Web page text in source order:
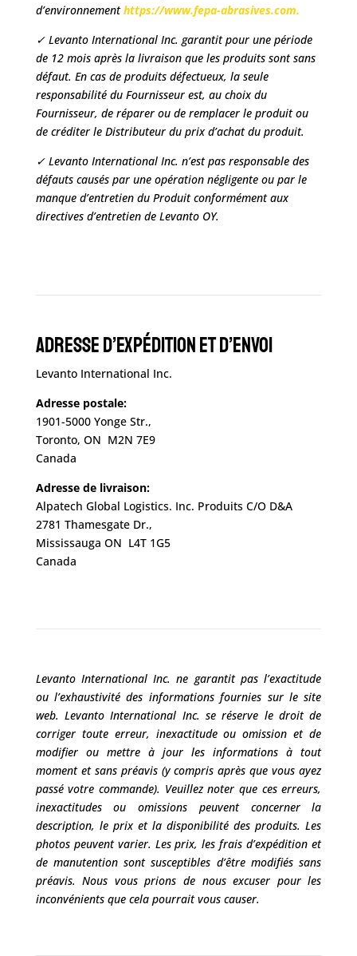
d’environnementhttps://www.fepa-abrasives.com.
✓ Levanto International Inc. garantit pour une période
de 12 mois après la livraison que les produits sont sans
défaut. En cas de produits défectueux, la seule
responsabilité du Fournisseur est, au choix du
Fournisseur, de réparer ou de remplacer le produit ou
de créditer le Distributeur du prix d’achat du produit.
✓ Levanto International Inc. n’est pas responsable des
défauts causés par une opération négligente ou par le
manque d’entretien du Produit conformément aux
directives d’entretien de Levanto OY.
Adresse d’expédition et d’envoi
Levanto International Inc.
Adresse postale:
1901-5000 Yonge Str.,
Toronto, ON M2N 7E9
Canada
Adresse de livraison:
Alpatech Global Logistics. Inc. Produits C/O D&A
2781 Thamesgate Dr.,
Mississauga ON L4T 1G5
Canada
Levanto International Inc. ne garantit pas l’exactitude
ou l’exhaustivité des informations fournies sur le site
web. Levanto International Inc. se réserve le droit de
corriger toute erreur, inexactitude ou omission et de
modifier ou mettre à jour les informations à tout
moment et sans préavis (y compris après que vous ayez
passé votre commande). Veuillez noter que ces erreurs,
inexactitudes ou omissions peuvent concerner la
description, le prix et la disponibilité des produits. Les
photos peuvent varier. Les prix, les frais d’expédition et
de manutention sont susceptibles d’être modifiés sans
préavis. Nous vous prions de nous excuser pour les
inconvénients que cela pourrait vous causer.